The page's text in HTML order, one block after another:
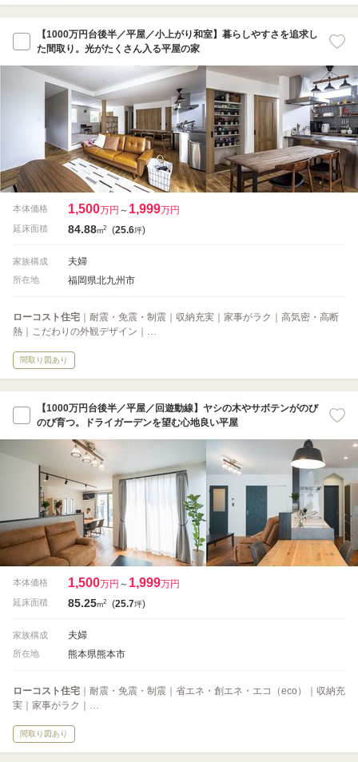
【1000万円台後半／平屋／小上がり和室】暮らしやすさを追求し
た間取り。光がたくさん入る平屋の家
本体価格 1,500万円 ～ 1,999万円
延床面積 84.88m2 (25.6坪)
家族構成 夫婦
所在地 福岡県北九州市
ローコスト住宅 ｜耐震・免震・制震｜収納充実｜家事がラク｜高気密・高断
熱｜こだわりの外観デザイン｜…
間取り図あり
【1000万円台後半／平屋／回遊動線】ヤシの木やサボテンがのび
のび育つ。ドライガーデンを望む心地良い平屋
本体価格 1,500万円 ～ 1,999万円
延床面積 85.25m2 (25.7坪)
家族構成 夫婦
所在地 熊本県熊本市
ローコスト住宅 ｜耐震・免震・制震｜省エネ・創エネ・エコ（eco）｜収納充
実｜家事がラク｜…
間取り図あり